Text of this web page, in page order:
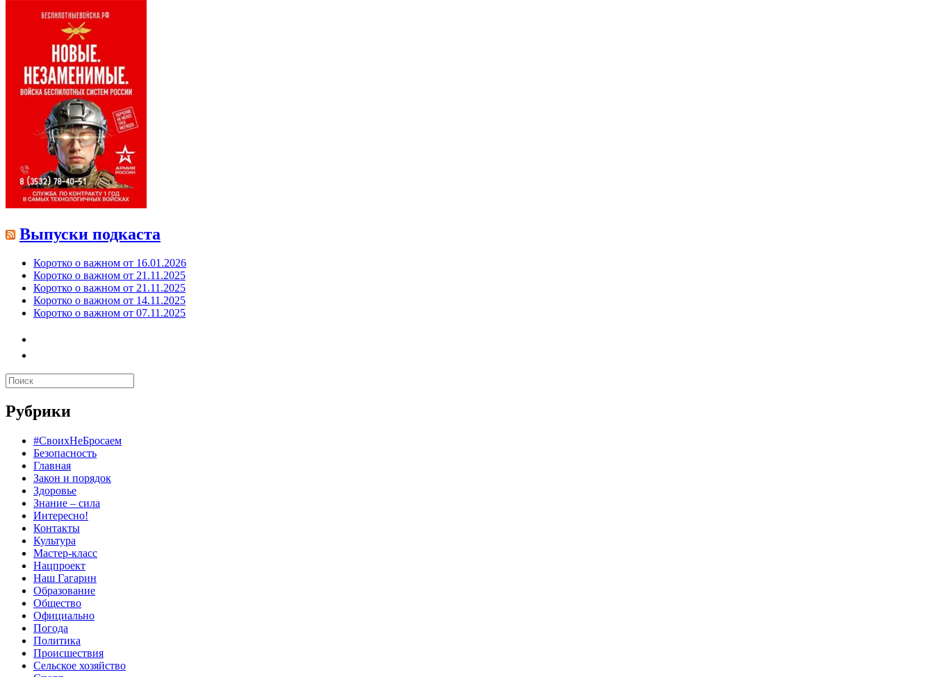
Выпуски подкаста
Коротко о важном от 16.01.2026
Коротко о важном от 21.11.2025
Коротко о важном от 21.11.2025
Коротко о важном от 14.11.2025
Коротко о важном от 07.11.2025
Рубрики
#СвоихНеБросаем
Безопасность
Главная
Закон и порядок
Здоровье
Знание – сила
Интересно!
Контакты
Культура
Мастер-класс
Нацпроект
Наш Гагарин
Образование
Общество
Официально
Погода
Политика
Происшествия
Сельское хозяйство